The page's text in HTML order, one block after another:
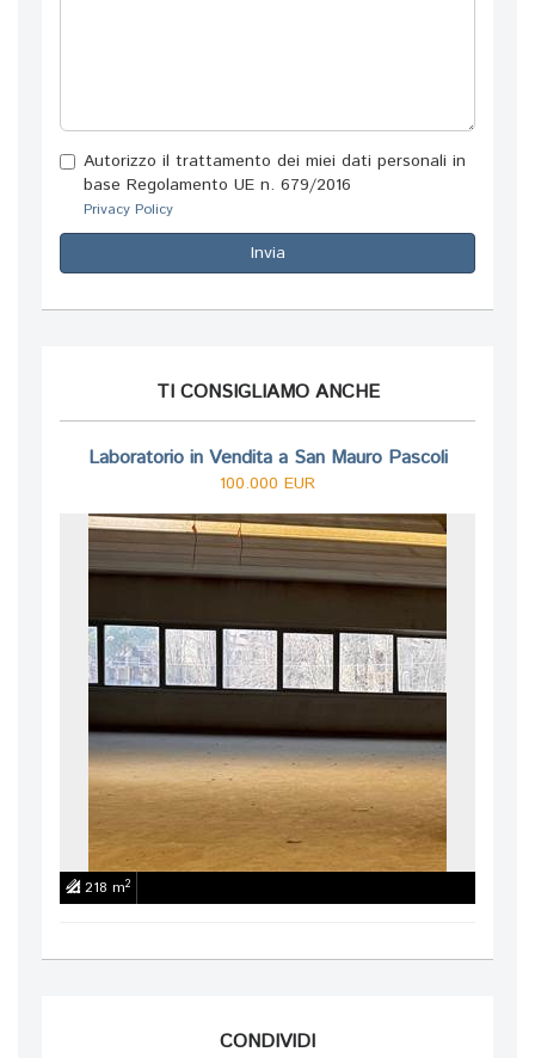
Autorizzo il trattamento dei miei dati personali in
base Regolamento UE n. 679/2016
Privacy Policy
Invia
TI CONSIGLIAMO ANCHE
Laboratorio in Vendita a San Mauro Pascoli
100.000 EUR
218 m2
CONDIVIDI